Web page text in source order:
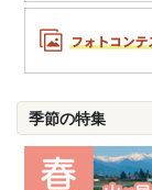
季節の特集